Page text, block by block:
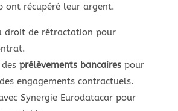
ont récupéré leur argent.
droit de rétractation pour
prélèvements bancairespour
engagements contractuels.
Synergie Eurodatacar pour